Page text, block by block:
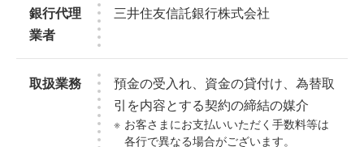
銀行代理
業者
三井住友信託銀行株式会社
取扱業務
預金の受入れ、資金の貸付け、為替取
引を内容とする契約の締結の媒介
※ お客さまにお支払いいただく手数料等は
各行で異なる場合がございます。